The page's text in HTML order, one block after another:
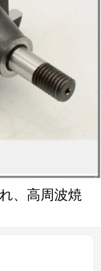
、高周波焼